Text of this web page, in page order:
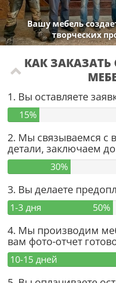
Вашу мебель
творческих
КАК
1. Вы оставляете
15%
2. Мы связываемся с
детали, заключаем
30%
3. Вы делаете
1-3 дня 50%
4. Мы производим
вам фото-отчет
10-15 дней